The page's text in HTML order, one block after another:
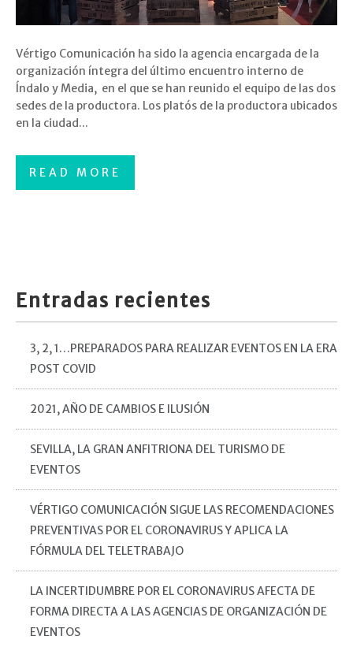
Vértigo Comunicación ha sido la agencia encargada de la
organización íntegra del último encuentro interno de
Índalo y Media, en el que se han reunido el equipo de las dos
sedes de la productora. Los platós de la productora ubicados
en la ciudad...
READ MORE
Entradas recientes
3, 2, 1…PREPARADOS PARA REALIZAR EVENTOS EN LA ERA
POST COVID
2021, AÑO DE CAMBIOS E ILUSIÓN
SEVILLA, LA GRAN ANFITRIONA DEL TURISMO DE
EVENTOS
VÉRTIGO COMUNICACIÓN SIGUE LAS RECOMENDACIONES
PREVENTIVAS POR EL CORONAVIRUS Y APLICA LA
FÓRMULA DEL TELETRABAJO
LA INCERTIDUMBRE POR EL CORONAVIRUS AFECTA DE
FORMA DIRECTA A LAS AGENCIAS DE ORGANIZACIÓN DE
EVENTOS